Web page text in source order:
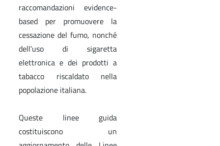
raccomandazioni evidence-
based per promuovere la
cessazione del fumo, nonché
dell’uso di sigaretta
elettronica e dei prodotti a
tabacco riscaldato nella
popolazione italiana.
Queste linee guida
costituiscono un